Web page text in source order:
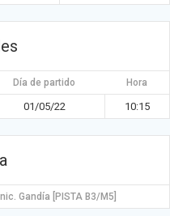
Día de partido Hora
01/05/22 10:15
Gandía [PISTA B3/M5]